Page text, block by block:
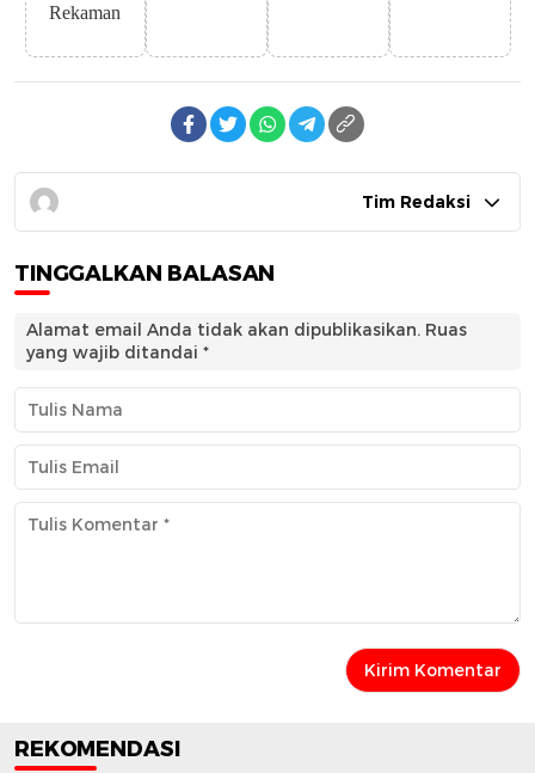
Rekaman
Tim Redaksi
TINGGALKAN BALASAN
Alamat email Anda tidak akan dipublikasikan. Ruas
yang wajib ditandai *
REKOMENDASI